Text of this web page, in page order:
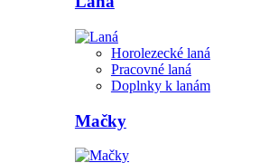
Horolezecké laná
Pracovné laná
Doplnky k lanám
Mačky